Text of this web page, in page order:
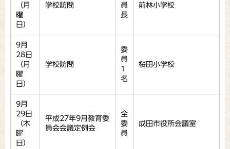
（月
曜
日）
学校訪問
員
長
前林小学校
9月
28日
（月
曜
日）
学校訪問
委
員
1
名
桜田小学校
9月
29日
（木
曜
日）
平成27年9月教育委
員会会議定例会
全
委
員
成田市役所会議室